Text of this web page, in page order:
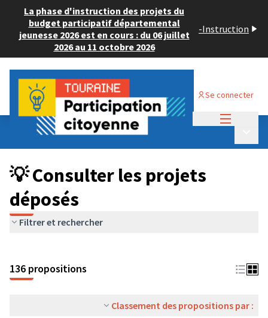
La phase d'instruction des projets du
budget participatif départemental
jeunesse 2026 est en cours : du 06 juillet
2026 au 11 octobre 2026
-Instruction
Se connecter
Budget Participatif JEUNESSE 2024
💡 Consulter les projets déposés
💡 Consulter les projets
déposés
Filtrer et rechercher
136 propositions
Classement des propositions par :